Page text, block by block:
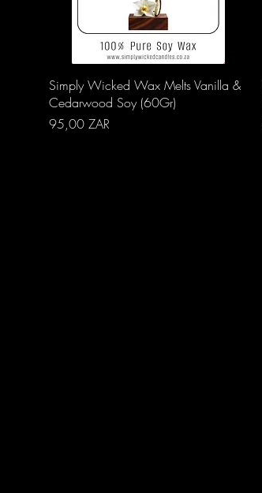
Aperçu rapide
Simply Wicked Wax Melts Vanilla &
Cedarwood Soy (60Gr)
Prix
95,00 ZAR